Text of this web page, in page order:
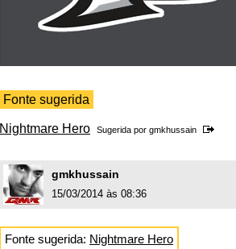
Fonte sugerida
Nightmare Hero Sugerida por gmkhussain
gmkhussain
15/03/2014 às 08:36
Fonte sugerida: Nightmare Hero